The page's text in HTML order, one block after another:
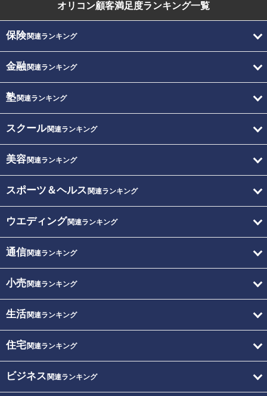
オリコン顧客満足度ランキング一覧
保険関連ランキング
金融関連ランキング
塾関連ランキング
スクール関連ランキング
美容関連ランキング
スポーツ＆ヘルス 関連ランキング
ウエディング関連ランキング
通信関連ランキング
小売関連ランキング
生活関連ランキング
住宅関連ランキング
ビジネス 関連ランキング